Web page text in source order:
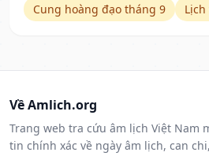
Cung hoàng đạo tháng 9
Về Amlich.org
Trang web tra cứu âm lịch Việt Nam
tin chính xác về ngày âm lịch, can